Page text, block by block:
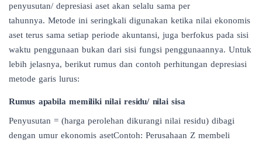
penyusutan/ depresiasi aset akan selalu sama per
tahunnya. Metode ini seringkali digunakan ketika nilai ekonomis
aset terus sama setiap periode akuntansi, juga berfokus pada sisi
waktu penggunaan bukan dari sisi fungsi penggunaannya. Untuk
lebih jelasnya, berikut rumus dan contoh perhitungan depresiasi
metode garis lurus:
Rumus apabila memiliki nilai residu/ nilai sisa
Penyusutan = (harga perolehan dikurangi nilai residu) dibagi
dengan umur ekonomis asetContoh: Perusahaan Z membeli